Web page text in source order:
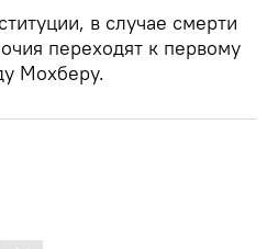
в случае смерти
переходят к первому
Мохберу.